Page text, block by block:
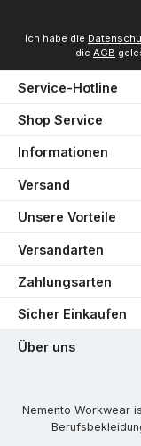
Ich habe die
die AGB
Service-Hotline
Shop Service
Informationen
Versand
Unsere Vorteile
Versandarten
Zahlungsarten
Sicher Einkaufen
Über uns
Nemento Workwear